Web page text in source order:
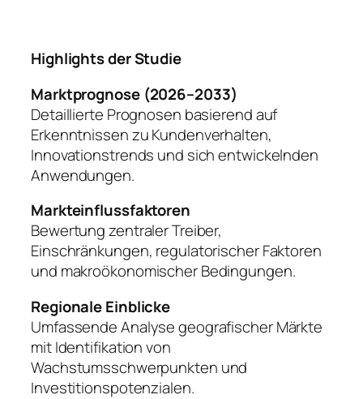
Highlights der Studie
Marktprognose (2026–2033)
Detaillierte Prognosen basierend auf
Erkenntnissen zu Kundenverhalten,
Innovationstrends und sich entwickelnden
Anwendungen.
Markteinflussfaktoren
Bewertung zentraler Treiber,
Einschränkungen, regulatorischer Faktoren
und makroökonomischer Bedingungen.
Regionale Einblicke
Umfassende Analyse geografischer Märkte
mit Identifikation von
Wachstumsschwerpunkten und
Investitionspotenzialen.